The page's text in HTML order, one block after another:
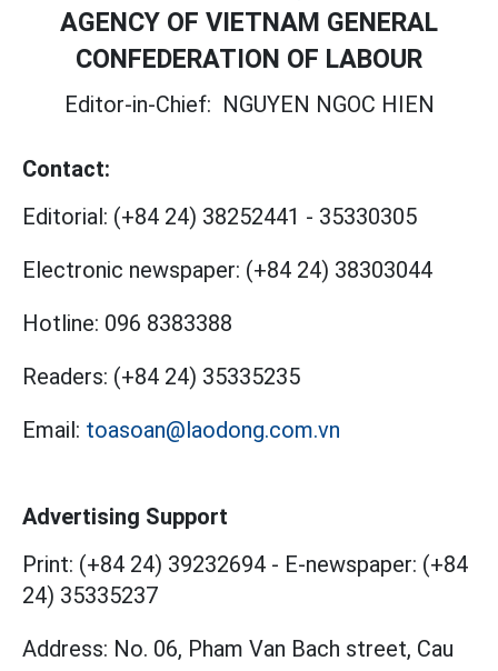
AGENCY OF VIETNAM GENERAL
CONFEDERATION OF LABOUR
Editor-in-Chief: NGUYEN NGOC HIEN
Contact:
Editorial: (+84 24) 38252441 - 35330305
Electronic newspaper: (+84 24) 38303044
Hotline: 096 8383388
Readers: (+84 24) 35335235
Email: toasoan@laodong.com.vn
Advertising Support
Print: (+84 24) 39232694 - E-newspaper: (+84
24) 35335237
Address: No. 06, Pham Van Bach street, Cau